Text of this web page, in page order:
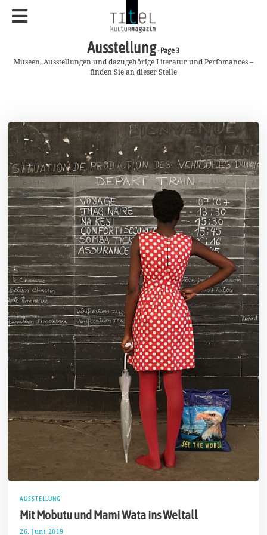
Ausstellung- Page 3
Museen, Ausstellungen und dazugehörige Literatur und Perfomances –
finden Sie an dieser Stelle
AUSSTELLUNG
Mit Mobutu und Mami Wata ins Weltall
26. Juni 2019